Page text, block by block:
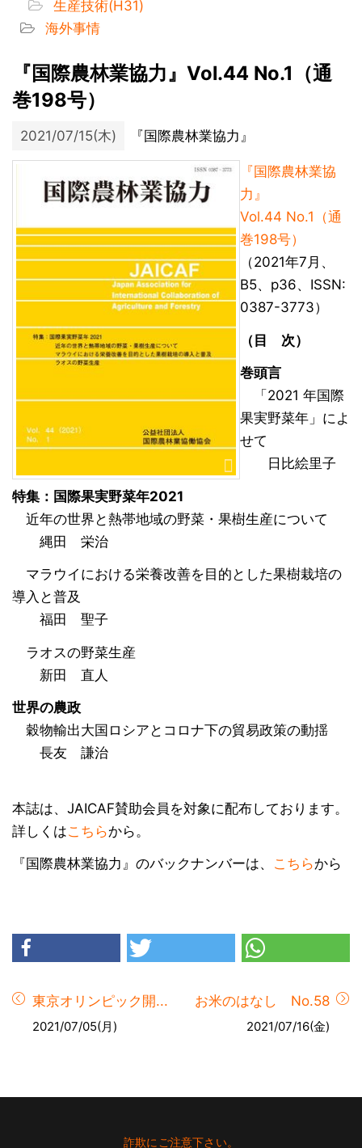
生産技術(H31)
海外事情
『国際農林業協力』Vol.44 No.1（通
巻198号）
2021/07/15(木) 『国際農林業協力』
『国際農林業協
力』
Vol.44 No.1（通
巻198号）
（2021年7月、
B5、p36、ISSN:
0387-3773）
（目 次）
巻頭言
「2021 年国際
果実野菜年」によ
せて
日比絵里子
特集：国際果実野菜年2021
近年の世界と熱帯地域の野菜・果樹生産について
縄田 栄治
マラウイにおける栄養改善を目的とした果樹栽培の
導入と普及
福田 聖子
ラオスの野菜生産
新田 直人
世界の農政
穀物輸出大国ロシアとコロナ下の貿易政策の動揺
長友 謙治
本誌は、JAICAF賛助会員を対象に配布しております。
詳しくはこちらから。
『国際農林業協力』のバックナンバーは、 こちらから
東京オリンピック開...
2021/07/05(月)
お米のはなし No.58
2021/07/16(金)
詐欺にご注意下さい。